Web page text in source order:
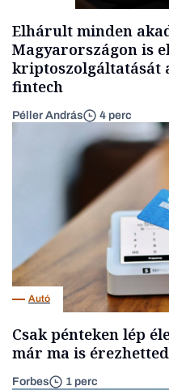
Elhárult minden
Magyarországon is
kriptoszolgáltatását
fintech
Péller András 4 perc
Autó
Csak pénteken lép
már ma is érezhetted
Forbes 1 perc